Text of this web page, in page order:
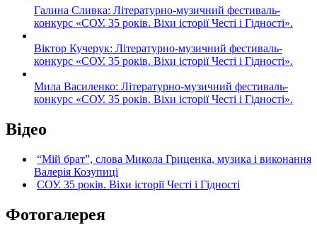
Галина Сливка: Літературно-музичний фестиваль-
конкурс «СОУ. 35 років. Віхи історії Честі і Гідності».
Віктор Кучерук: Літературно-музичний фестиваль-
конкурс «СОУ. 35 років. Віхи історії Честі і Гідності».
Мила Василенко: Літературно-музичний фестиваль-
конкурс «СОУ. 35 років. Віхи історії Честі і Гідності».
Відео
“Мій брат”, слова Микола Гриценка, музика і виконання
Валерія Козупиці
СОУ. 35 років. Віхи історії Честі і Гідності
Фотогалерея